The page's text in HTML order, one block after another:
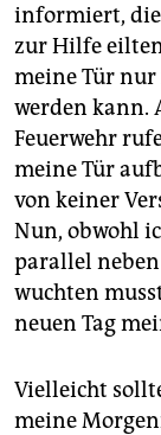
informiert,
zur Hilfe
meine Tür
werden kann.
Feuerwehr
meine Tür
von keiner
Nun, obwohl
parallel
wuchten
neuen Tag
Vielleicht
meine